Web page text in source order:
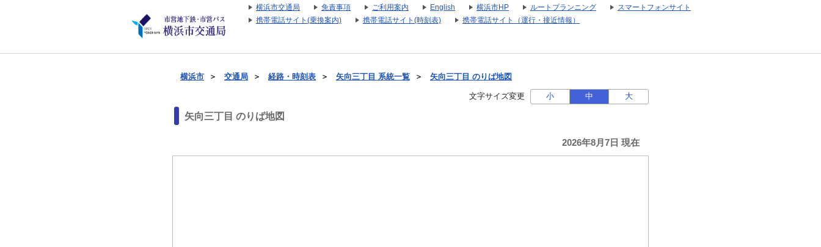
横浜市交通局 免責事項 ご利用案内 English 横浜市HP ルートプランニング
スマートフォンサイト
携帯電話サイト(乗換案内)
携帯電話サイト(時刻表) 携帯電話サイト（運行・接近情報）
横浜市 ＞ 交通局 ＞ 経路・時刻表 ＞ 矢向三丁目 系統一覧 ＞ 矢向三丁目 のりば地図
文字サイズ変更 小 中 大
矢向三丁目 のりば地図
2026年8月7日 現在